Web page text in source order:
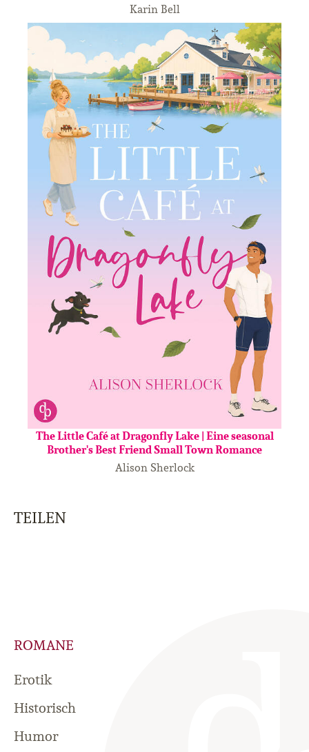
Karin Bell
The Little Café at Dragonfly Lake | Eine seasonal
Brother's Best Friend Small Town Romance
Alison Sherlock
TEILEN
ROMANE
Erotik
Historisch
Humor